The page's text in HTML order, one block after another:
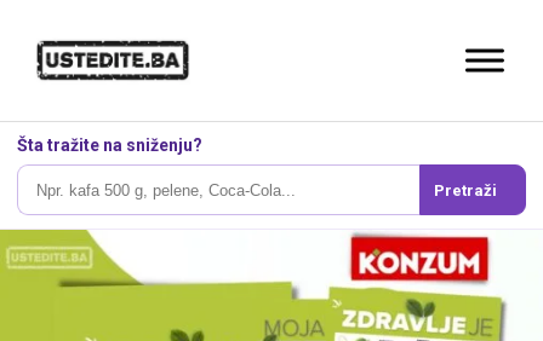
Šta tražite na sniženju?
Pretraži